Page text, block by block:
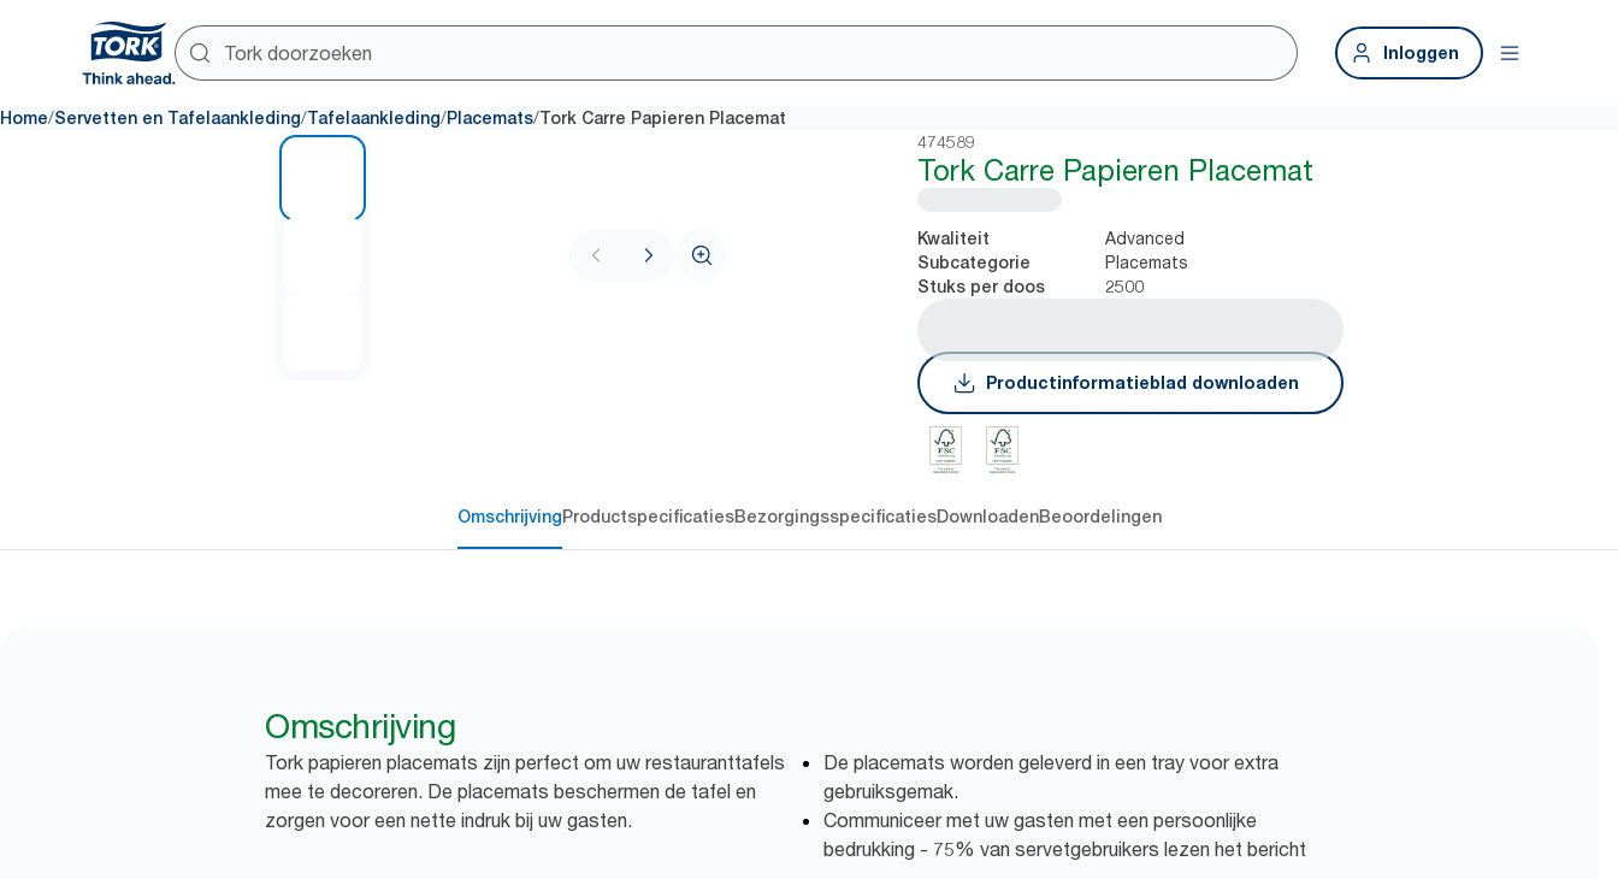
Inloggen
Home/Servetten en Tafelaankleding/Tafelaankleding/Placemats/Tork Carre Papieren Placemat
474589
Tork Carre Papieren Placemat
Kwaliteit Advanced
Subcategorie Placemats
Stuks per doos 2500
Productinformatieblad downloaden
OmschrijvingProductspecificatiesBezorgingsspecificatiesDownloadenBeoordelingen
Omschrijving
Tork papieren placemats zijn perfect om uw restauranttafels
mee te decoreren. De placemats beschermen de tafel en
zorgen voor een nette indruk bij uw gasten.
De placemats worden geleverd in een tray voor extra
gebruiksgemak.
Communiceer met uw gasten met een persoonlijke
bedrukking - 75% van servetgebruikers lezen het bericht